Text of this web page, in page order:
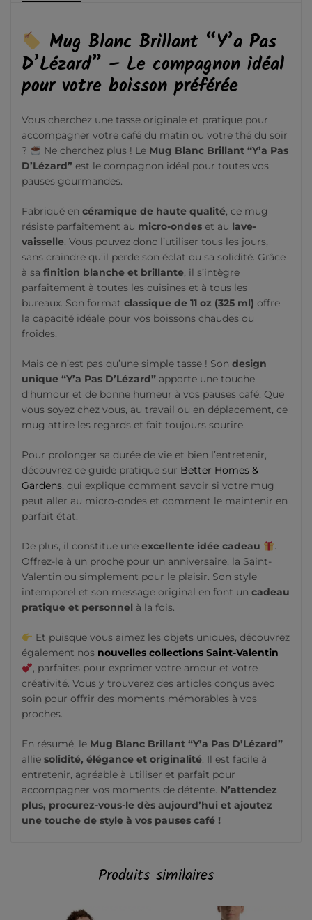
Mug Blanc Brillant “Y’a Pas
D’Lézard” – Le compagnon idéal
pour votre boisson préférée
Vous cherchez une tasse originale et pratique pour
accompagner votre café du matin ou votre thé du soir
?
Ne cherchez plus ! Le Mug Blanc Brillant “Y’a Pas
D’Lézard” est le compagnon idéal pour toutes vos
pauses gourmandes.
Fabriqué en céramique de haute qualité, ce mug
résiste parfaitement au micro-ondes et au lave-
vaisselle. Vous pouvez donc l’utiliser tous les jours,
sans craindre qu’il perde son éclat ou sa solidité. Grâce
à sa finition blanche et brillante, il s’intègre
parfaitement à toutes les cuisines et à tous les
bureaux. Son format classique de 11 oz (325 ml) offre
la capacité idéale pour vos boissons chaudes ou
froides.
Mais ce n’est pas qu’une simple tasse ! Son design
unique “Y’a Pas D’Lézard” apporte une touche
d’humour et de bonne humeur à vos pauses café. Que
vous soyez chez vous, au travail ou en déplacement, ce
mug attire les regards et fait toujours sourire.
Pour prolonger sa durée de vie et bien l’entretenir,
découvrez ce guide pratique sur Better Homes &
Gardens, qui explique comment savoir si votre mug
peut aller au micro-ondes et comment le maintenir en
parfait état.
De plus, il constitue une excellente idée cadeau
.
Offrez-le à un proche pour un anniversaire, la Saint-
Valentin ou simplement pour le plaisir. Son style
intemporel et son message original en font un cadeau
pratique et personnel à la fois.
Et puisque vous aimez les objets uniques, découvrez
également nos nouvelles collections Saint-Valentin
, parfaites pour exprimer votre amour et votre
créativité. Vous y trouverez des articles conçus avec
soin pour offrir des moments mémorables à vos
proches.
En résumé, le Mug Blanc Brillant “Y’a Pas D’Lézard”
allie solidité, élégance et originalité. Il est facile à
entretenir, agréable à utiliser et parfait pour
accompagner vos moments de détente. N’attendez
plus, procurez-vous-le dès aujourd’hui et ajoutez
une touche de style à vos pauses café !
Produits similaires